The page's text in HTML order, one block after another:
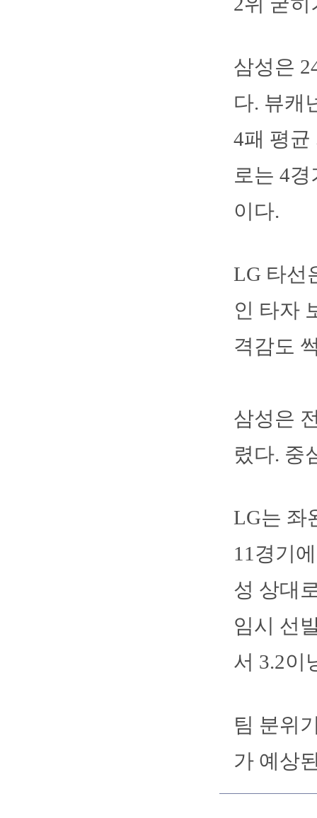
삼성은
다. 뷰캐
4패 평균
로는 4
이다.
LG 타선
인 타자
격감도
삼성은
렸다. 중
LG는 좌
11경기
성 상대
임시 선
서 3.2이
팀 분위
가 예상